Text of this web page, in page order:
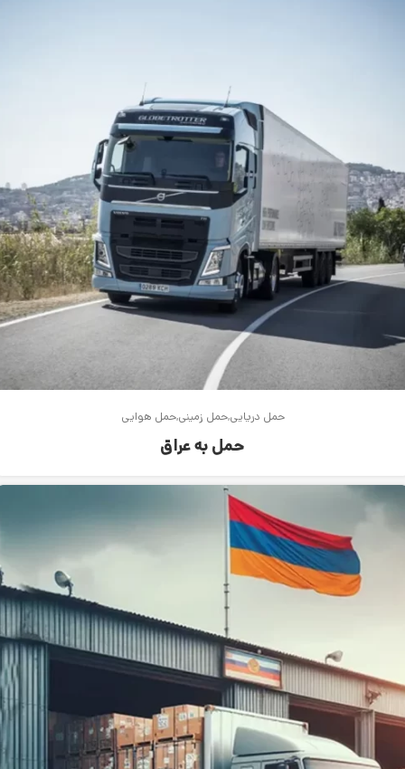
حمل دریاییحمل زمینیحمل هوایی
حمل به عراق